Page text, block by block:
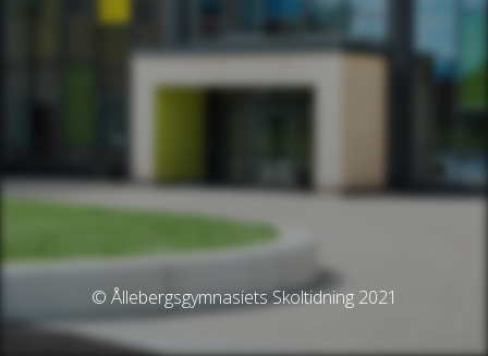
© Ållebergsgymnasiets Skoltidning 2021